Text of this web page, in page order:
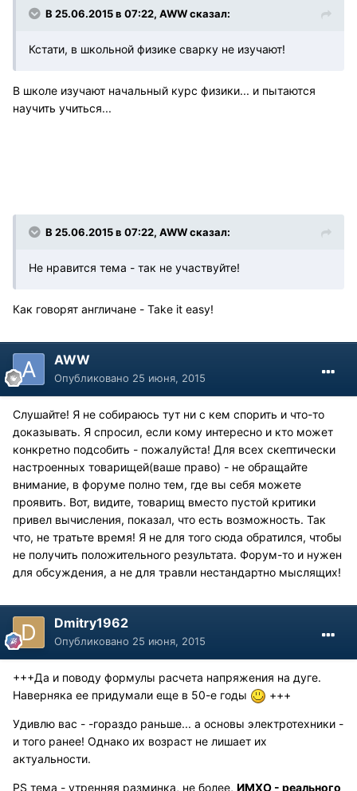
В 25.06.2015 в 07:22, AWW сказал:
Кстати, в школьной физике сварку не изучают!
В школе изучают начальный курс физики... и пытаются
научить учиться...
В 25.06.2015 в 07:22, AWW сказал:
Не нравится тема - так не участвуйте!
Как говорят англичане - Take it easy!
AWW
Опубликовано 25 июня, 2015
Слушайте! Я не собираюсь тут ни с кем спорить и что-то
доказывать. Я спросил, если кому интересно и кто может
конкретно подсобить - пожалуйста! Для всех скептически
настроенных товарищей(ваше право) - не обращайте
внимание, в форуме полно тем, где вы себя можете
проявить. Вот, видите, товарищ вместо пустой критики
привел вычисления, показал, что есть возможность. Так
что, не тратьте время! Я не для того сюда обратился, чтобы
не получить положительного результата. Форум-то и нужен
для обсуждения, а не для травли нестандартно мыслящих!
Dmitry1962
Опубликовано 25 июня, 2015
+++Да и поводу формулы расчета напряжения на дуге.
Наверняка ее придумали еще в 50-е годы
+++
Удивлю вас - -гораздо раньше... а основы электротехники -
и того ранее! Однако их возраст не лишает их
актуальности.
PS тема - утренняя разминка, не более, ИМХО - реального